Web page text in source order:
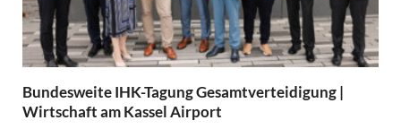
Bundesweite IHK-Tagung Gesamtverteidigung |
Wirtschaft am Kassel Airport